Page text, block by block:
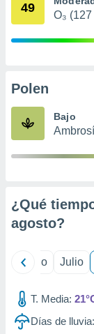
publicidad
de
1199
49
O₃ (127
Polen
Bajo
¿Qué
agosto?
Junio Julio
T. Media:
Días de lluvia: